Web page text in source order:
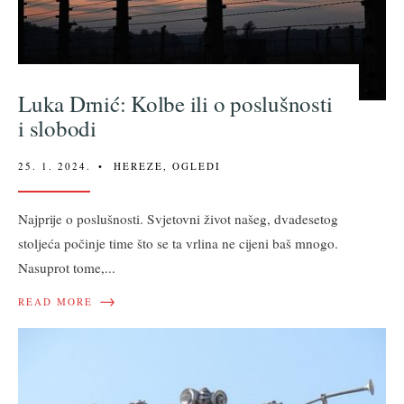
Luka Drnić: Kolbe ili o poslušnosti
i slobodi
25. 1. 2024. • HEREZE OGLEDI
Najprije o poslušnosti. Svjetovni život našeg, dvadesetog
stoljeća počinje time što se ta vrlina ne cijeni baš mnogo.
Nasuprot tome,...
READ MORE →